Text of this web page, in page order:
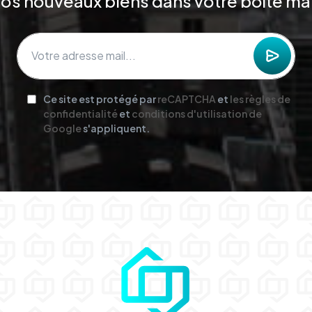
Ce site est protégé parreCAPTCHA et les règles de
confidentialitéet conditions d'utilisation de
Googles'appliquent.